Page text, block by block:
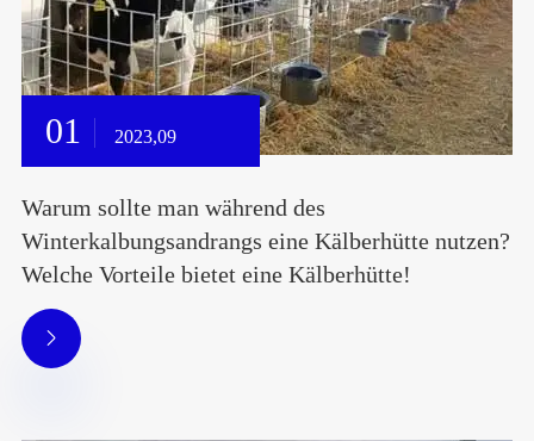
01 2023,09
Warum sollte man während des
Winterkalbungsandrangs eine Kälberhütte nutzen?
Welche Vorteile bietet eine Kälberhütte!
